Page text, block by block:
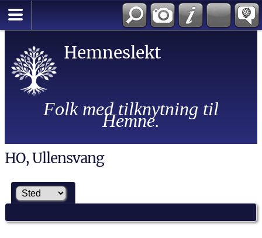
Hemneslekt
Folk med tilknytning til
Hemne.
HO, Ullensvang